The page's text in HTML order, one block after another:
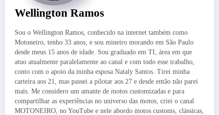
Wellington Ramos
Sou o Wellington Ramos, conhecido na internet também como
Motoneiro, tenho 33 anos, e sou mineiro morando em São Paulo
desde meus 15 anos de idade. Sou graduado em TI, área em que
atuo atualmente paralelamente ao canal e com todo esse trabalho,
conto com o apoio da minha esposa Nataly Santos. Tirei minha
carteira aos 21, mas passei a pilotar aos 27 e desde então não parei
mais. Me considero um amante de motos customizadas e para
compartilhar as experiências no universo das motos, criei o canal
MOTONEIRO, no YouTube e nele abordo motos customs, clássicas,